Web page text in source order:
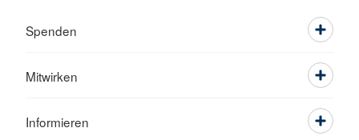
Spenden
Mitwirken
Informieren